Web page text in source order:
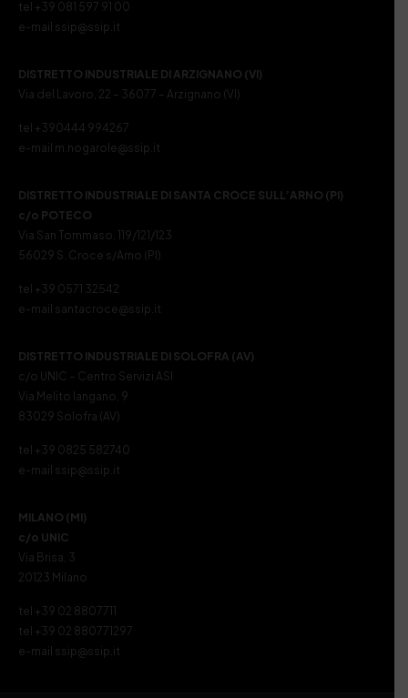
tel +39 081 597 91 00
e-mail ssip@ssip.it
DISTRETTO INDUSTRIALE DI ARZIGNANO (VI)
Via del Lavoro, 22 – 36077 – Arzignano (VI)
tel +390444 994267
e-mail m.nogarole@ssip.it
DISTRETTO INDUSTRIALE DI SANTA CROCE SULL’ARNO (PI)
c/o POTECO
Via San Tommaso, 119/121/123
56029 S. Croce s/Arno (PI)
tel +39 0571 32542
e-mail santacroce@ssip.it
DISTRETTO INDUSTRIALE DI SOLOFRA (AV)
c/o UNIC – Centro Servizi ASI
Via Melito Iangano, 9
83029 Solofra (AV)
tel +39 0825 582740
e-mail ssip@ssip.it
MILANO (MI)
c/o UNIC
Via Brisa, 3
20123 Milano
tel +39 02 8807711
tel +39 02 880771297
e-mail ssip@ssip.it